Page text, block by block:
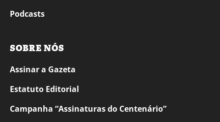
Podcasts
SOBRE NÓS
Assinar a Gazeta
Estatuto Editorial
Campanha “Assinaturas do Centenário”